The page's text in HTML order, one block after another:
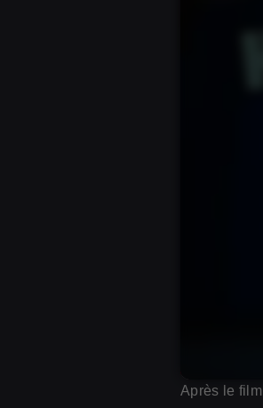
Après le film